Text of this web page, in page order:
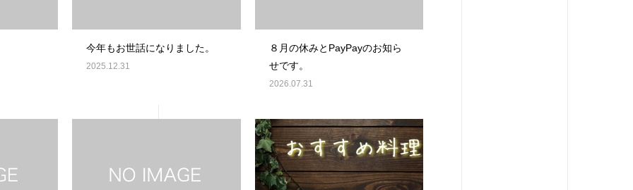
今年もお世話になりました。
2025.12.31
８月の休みとPayPayのお知ら
せです。
2026.07.31